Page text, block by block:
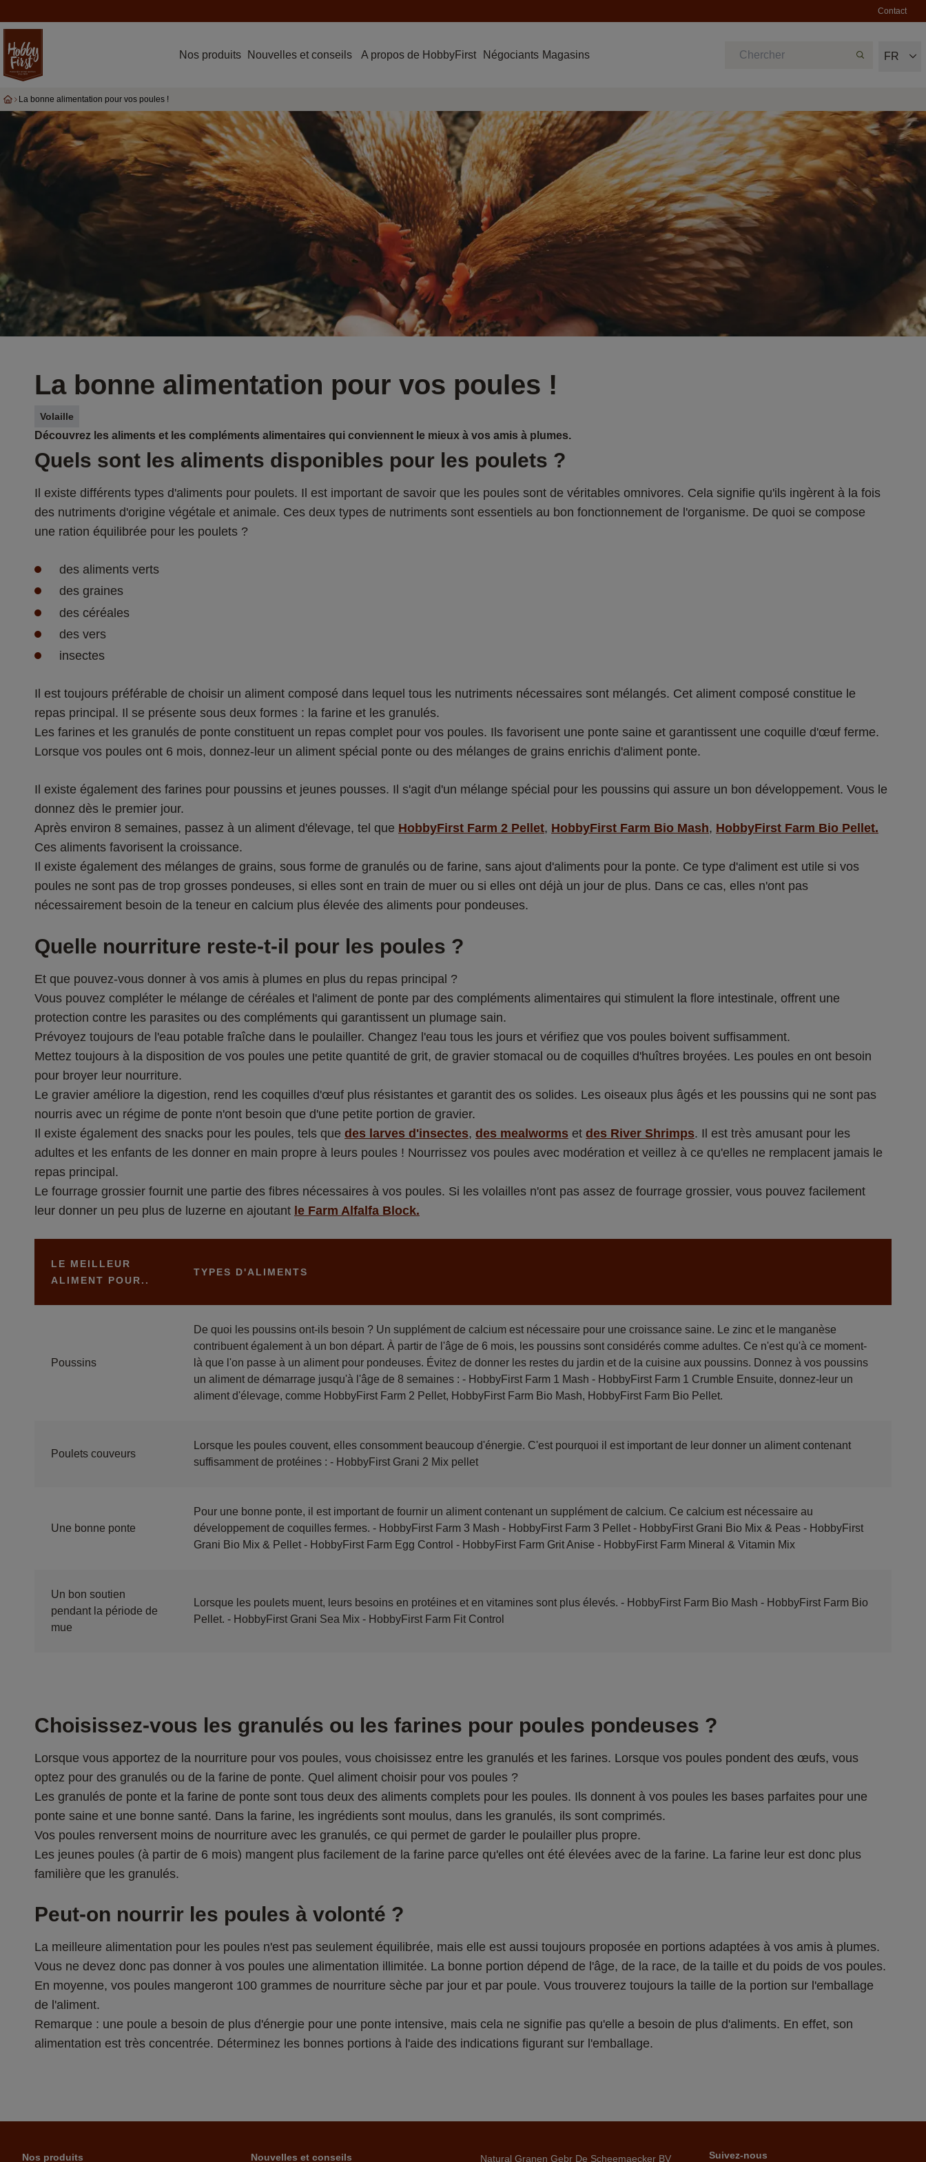
Contact
Nos produits Nouvelles et conseils A propos de HobbyFirst Négociants Magasins FR
La bonne alimentation pour vos poules !
La bonne alimentation pour vos poules !
Volaille
Découvrez les aliments et les compléments alimentaires qui conviennent le mieux à vos amis à plumes.
Quels sont les aliments disponibles pour les poulets ?
Il existe différents types d'aliments pour poulets. Il est important de savoir que les poules sont de véritables omnivores. Cela signifie qu'ils ingèrent à la fois
des nutriments d'origine végétale et animale. Ces deux types de nutriments sont essentiels au bon fonctionnement de l'organisme. De quoi se compose
une ration équilibrée pour les poulets ?
des aliments verts
des graines
des céréales
des vers
insectes
Il est toujours préférable de choisir un aliment composé dans lequel tous les nutriments nécessaires sont mélangés. Cet aliment composé constitue le
repas principal. Il se présente sous deux formes : la farine et les granulés.
Les farines et les granulés de ponte constituent un repas complet pour vos poules. Ils favorisent une ponte saine et garantissent une coquille d'œuf ferme.
Lorsque vos poules ont 6 mois, donnez-leur un aliment spécial ponte ou des mélanges de grains enrichis d'aliment ponte.
Il existe également des farines pour poussins et jeunes pousses. Il s'agit d'un mélange spécial pour les poussins qui assure un bon développement. Vous le
donnez dès le premier jour.
Après environ 8 semaines, passez à un aliment d'élevage, tel que HobbyFirst Farm 2 Pellet, HobbyFirst Farm Bio Mash, HobbyFirst Farm Bio Pellet.
Ces aliments favorisent la croissance.
Il existe également des mélanges de grains, sous forme de granulés ou de farine, sans ajout d'aliments pour la ponte. Ce type d'aliment est utile si vos
poules ne sont pas de trop grosses pondeuses, si elles sont en train de muer ou si elles ont déjà un jour de plus. Dans ce cas, elles n'ont pas
nécessairement besoin de la teneur en calcium plus élevée des aliments pour pondeuses.
Quelle nourriture reste-t-il pour les poules ?
Et que pouvez-vous donner à vos amis à plumes en plus du repas principal ?
Vous pouvez compléter le mélange de céréales et l'aliment de ponte par des compléments alimentaires qui stimulent la flore intestinale, offrent une
protection contre les parasites ou des compléments qui garantissent un plumage sain.
Prévoyez toujours de l'eau potable fraîche dans le poulailler. Changez l'eau tous les jours et vérifiez que vos poules boivent suffisamment.
Mettez toujours à la disposition de vos poules une petite quantité de grit, de gravier stomacal ou de coquilles d'huîtres broyées. Les poules en ont besoin
pour broyer leur nourriture.
Le gravier améliore la digestion, rend les coquilles d'œuf plus résistantes et garantit des os solides. Les oiseaux plus âgés et les poussins qui ne sont pas
nourris avec un régime de ponte n'ont besoin que d'une petite portion de gravier.
Il existe également des snacks pour les poules, tels que des larves d'insectes, des mealworms et des River Shrimps. Il est très amusant pour les
adultes et les enfants de les donner en main propre à leurs poules ! Nourrissez vos poules avec modération et veillez à ce qu'elles ne remplacent jamais le
repas principal.
Le fourrage grossier fournit une partie des fibres nécessaires à vos poules. Si les volailles n'ont pas assez de fourrage grossier, vous pouvez facilement
leur donner un peu plus de luzerne en ajoutant le Farm Alfalfa Block.
LE MEILLEUR
ALIMENT POUR..
TYPES D'ALIMENTS
Poussins
De quoi les poussins ont-ils besoin ? Un supplément de calcium est nécessaire pour une croissance saine. Le zinc et le manganèse
contribuent également à un bon départ. À partir de l'âge de 6 mois, les poussins sont considérés comme adultes. Ce n'est qu'à ce moment-
là que l'on passe à un aliment pour pondeuses. Évitez de donner les restes du jardin et de la cuisine aux poussins. Donnez à vos poussins
un aliment de démarrage jusqu'à l'âge de 8 semaines : - HobbyFirst Farm 1 Mash - HobbyFirst Farm 1 Crumble Ensuite, donnez-leur un
aliment d'élevage, comme HobbyFirst Farm 2 Pellet, HobbyFirst Farm Bio Mash, HobbyFirst Farm Bio Pellet.
Poulets couveurs
Lorsque les poules couvent, elles consomment beaucoup d'énergie. C'est pourquoi il est important de leur donner un aliment contenant
suffisamment de protéines : - HobbyFirst Grani 2 Mix pellet
Une bonne ponte
Pour une bonne ponte, il est important de fournir un aliment contenant un supplément de calcium. Ce calcium est nécessaire au
développement de coquilles fermes. - HobbyFirst Farm 3 Mash - HobbyFirst Farm 3 Pellet - HobbyFirst Grani Bio Mix & Peas - HobbyFirst
Grani Bio Mix & Pellet - HobbyFirst Farm Egg Control - HobbyFirst Farm Grit Anise - HobbyFirst Farm Mineral & Vitamin Mix
Un bon soutien
pendant la période de
mue
Lorsque les poulets muent, leurs besoins en protéines et en vitamines sont plus élevés. - HobbyFirst Farm Bio Mash - HobbyFirst Farm Bio
Pellet. - HobbyFirst Grani Sea Mix - HobbyFirst Farm Fit Control
Choisissez-vous les granulés ou les farines pour poules pondeuses ?
Lorsque vous apportez de la nourriture pour vos poules, vous choisissez entre les granulés et les farines. Lorsque vos poules pondent des œufs, vous
optez pour des granulés ou de la farine de ponte. Quel aliment choisir pour vos poules ?
Les granulés de ponte et la farine de ponte sont tous deux des aliments complets pour les poules. Ils donnent à vos poules les bases parfaites pour une
ponte saine et une bonne santé. Dans la farine, les ingrédients sont moulus, dans les granulés, ils sont comprimés.
Vos poules renversent moins de nourriture avec les granulés, ce qui permet de garder le poulailler plus propre.
Les jeunes poules (à partir de 6 mois) mangent plus facilement de la farine parce qu'elles ont été élevées avec de la farine. La farine leur est donc plus
familière que les granulés.
Peut-on nourrir les poules à volonté ?
La meilleure alimentation pour les poules n'est pas seulement équilibrée, mais elle est aussi toujours proposée en portions adaptées à vos amis à plumes.
Vous ne devez donc pas donner à vos poules une alimentation illimitée. La bonne portion dépend de l'âge, de la race, de la taille et du poids de vos poules.
En moyenne, vos poules mangeront 100 grammes de nourriture sèche par jour et par poule. Vous trouverez toujours la taille de la portion sur l'emballage
de l'aliment.
Remarque : une poule a besoin de plus d'énergie pour une ponte intensive, mais cela ne signifie pas qu'elle a besoin de plus d'aliments. En effet, son
alimentation est très concentrée. Déterminez les bonnes portions à l'aide des indications figurant sur l'emballage.
Nos produits Nouvelles et conseils Natural Granen Gebr De Scheemaecker BV Suivez-nous